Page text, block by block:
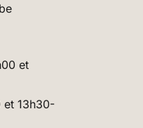
et
et 13h30-